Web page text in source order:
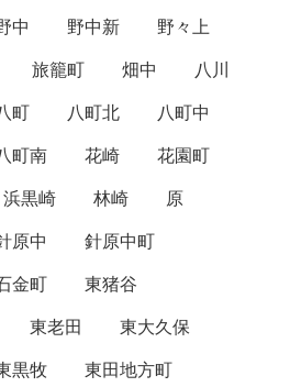
中 野中新
野々上
旅籠町 畑中
八川
町 八町北
八町中
町南 花崎
花園町
浜黒崎 林崎
原
原中
針原中町
金町
東猪谷
東老田
東大久保
黒牧
東田地方町